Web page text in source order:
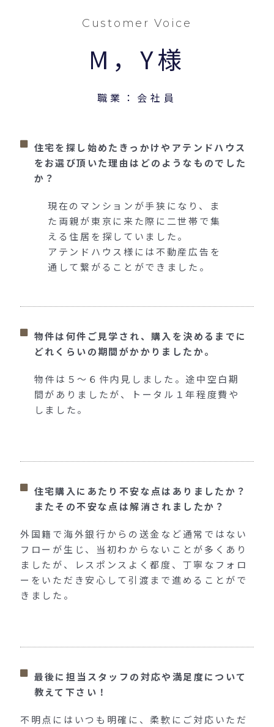
Customer Voice
M，Y様
職業：会社員
住宅を探し始めたきっかけやアテンドハウス
をお選び頂いた理由はどのようなものでした
か？
現在のマンションが手狭になり、ま
た両親が東京に来た際に二世帯で集
える住居を探していました。
アテンドハウス様には不動産広告を
通して繋がることができました。
物件は何件ご見学され、購入を決めるまでに
どれくらいの期間がかかりましたか。
物件は５〜６件内見しました。途中空白期
間がありましたが、トータル１年程度費や
しました。
住宅購入にあたり不安な点はありましたか？
またその不安な点は解消されましたか？
外国籍で海外銀行からの送金など通常ではない
フローが生じ、当初わからないことが多くあり
ましたが、レスポンスよく都度、丁寧なフォロ
ーをいただき安心して引渡まで進めることがで
きました。
最後に担当スタッフの対応や満足度について
教えて下さい！
不明点にはいつも明確に、柔軟にご対応いただ